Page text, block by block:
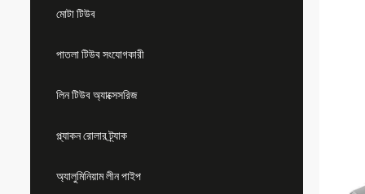
মোটা টিউব
পাতলা টিউব সংযোগকারী
লিন টিউব অ্যাক্সেসরিজ
প্ল্যাকন রোলার ট্র্যাক
অ্যালুমিনিয়াম লীন পাইপ